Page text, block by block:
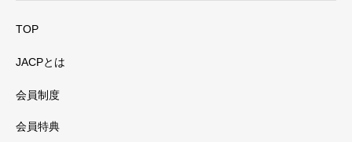
TOP
JACPとは
会員制度
会員特典